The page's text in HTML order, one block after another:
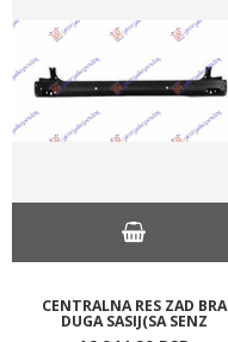
CENTRALNA RES ZAD BRA
DUGA SASIJ(SA SENZ